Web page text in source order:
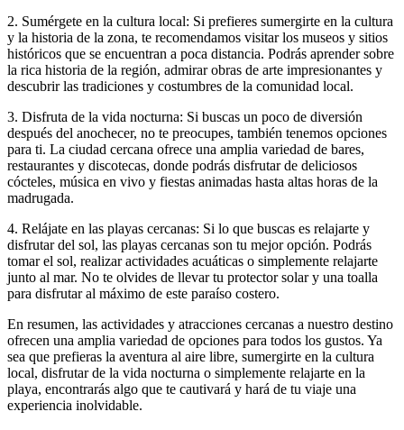
2. Sumérgete en la cultura local: Si prefieres sumergirte en la cultura
y la historia de la zona, te recomendamos visitar los museos y sitios
históricos que se encuentran a poca distancia. Podrás aprender sobre
la rica historia de la región, admirar obras de arte impresionantes y
descubrir las tradiciones y costumbres de la comunidad local.
3. Disfruta de la vida nocturna: Si buscas un poco de diversión
después del anochecer, no te preocupes, también tenemos opciones
para ti. La ciudad cercana ofrece una amplia variedad de bares,
restaurantes y discotecas, donde podrás disfrutar de deliciosos
cócteles, música en vivo y fiestas animadas hasta altas horas de la
madrugada.
4. Relájate en las playas cercanas: Si lo que buscas es relajarte y
disfrutar del sol, las playas cercanas son tu mejor opción. Podrás
tomar el sol, realizar actividades acuáticas o simplemente relajarte
junto al mar. No te olvides de llevar tu protector solar y una toalla
para disfrutar al máximo de este paraíso costero.
En resumen, las actividades y atracciones cercanas a nuestro destino
ofrecen una amplia variedad de opciones para todos los gustos. Ya
sea que prefieras la aventura al aire libre, sumergirte en la cultura
local, disfrutar de la vida nocturna o simplemente relajarte en la
playa, encontrarás algo que te cautivará y hará de tu viaje una
experiencia inolvidable.